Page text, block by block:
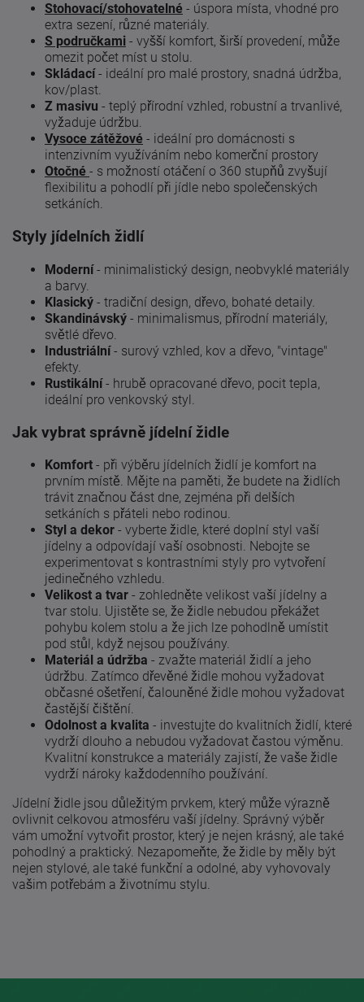
Stohovací/stohovatelné - úspora místa, vhodné pro
extra sezení, různé materiály.
S područkami - vyšší komfort, širší provedení, může
omezit počet míst u stolu.
Skládací- ideální pro malé prostory, snadná údržba,
kov/plast.
Z masivu - teplý přírodní vzhled, robustní a trvanlivé,
vyžaduje údržbu.
Vysoce zátěžové - ideální pro domácnosti s
intenzivním využíváním nebo komerční prostory
Otočné - s možností otáčení o 360 stupňů zvyšují
flexibilitu a pohodlí při jídle nebo společenských
setkáních.
Styly jídelních židlí
Moderní- minimalistický design, neobvyklé materiály
a barvy.
Klasický - tradiční design, dřevo, bohaté detaily.
Skandinávský - minimalismus, přírodní materiály,
světlé dřevo.
Industriální- surový vzhled, kov a dřevo, "vintage"
efekty.
Rustikální- hrubě opracované dřevo, pocit tepla,
ideální pro venkovský styl.
Jak vybrat správně jídelní židle
Komfort - při výběru jídelních židlí je komfort na
prvním místě. Mějte na paměti, že budete na židlích
trávit značnou část dne, zejména při delších
setkáních s přáteli nebo rodinou.
Styl a dekor - vyberte židle, které doplní styl vaší
jídelny a odpovídají vaší osobnosti. Nebojte se
experimentovat s kontrastními styly pro vytvoření
jedinečného vzhledu.
Velikost a tvar - zohledněte velikost vaší jídelny a
tvar stolu. Ujistěte se, že židle nebudou překážet
pohybu kolem stolu a že jich lze pohodlně umístit
pod stůl, když nejsou používány.
Materiál a údržba - zvažte materiál židlí a jeho
údržbu. Zatímco dřevěné židle mohou vyžadovat
občasné ošetření, čalouněné židle mohou vyžadovat
častější čištění.
Odolnost a kvalita - investujte do kvalitních židlí, které
vydrží dlouho a nebudou vyžadovat častou výměnu.
Kvalitní konstrukce a materiály zajistí, že vaše židle
vydrží nároky každodenního používání.
Jídelní židle jsou důležitým prvkem, který může výrazně
ovlivnit celkovou atmosféru vaší jídelny. Správný výběr
vám umožní vytvořit prostor, který je nejen krásný, ale také
pohodlný a praktický. Nezapomeňte, že židle by měly být
nejen stylové, ale také funkční a odolné, aby vyhovovaly
vašim potřebám a životnímu stylu.